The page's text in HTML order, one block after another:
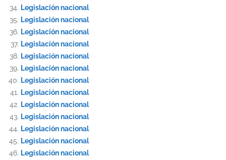
Legislación nacional
Legislación nacional
Legislación nacional
Legislación nacional
Legislación nacional
Legislación nacional
Legislación nacional
Legislación nacional
Legislación nacional
Legislación nacional
Legislación nacional
Legislación nacional
Legislación nacional